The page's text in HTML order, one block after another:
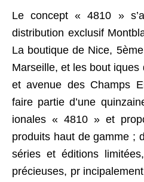
Le concept « 4810 »
distribution exclusif
La boutique de Nice,
Marseille, et les bout
et avenue des Champs
faire partie d’une
ionales « 4810 » et
produits haut de gamme ;
séries et éditions
précieuses, pr